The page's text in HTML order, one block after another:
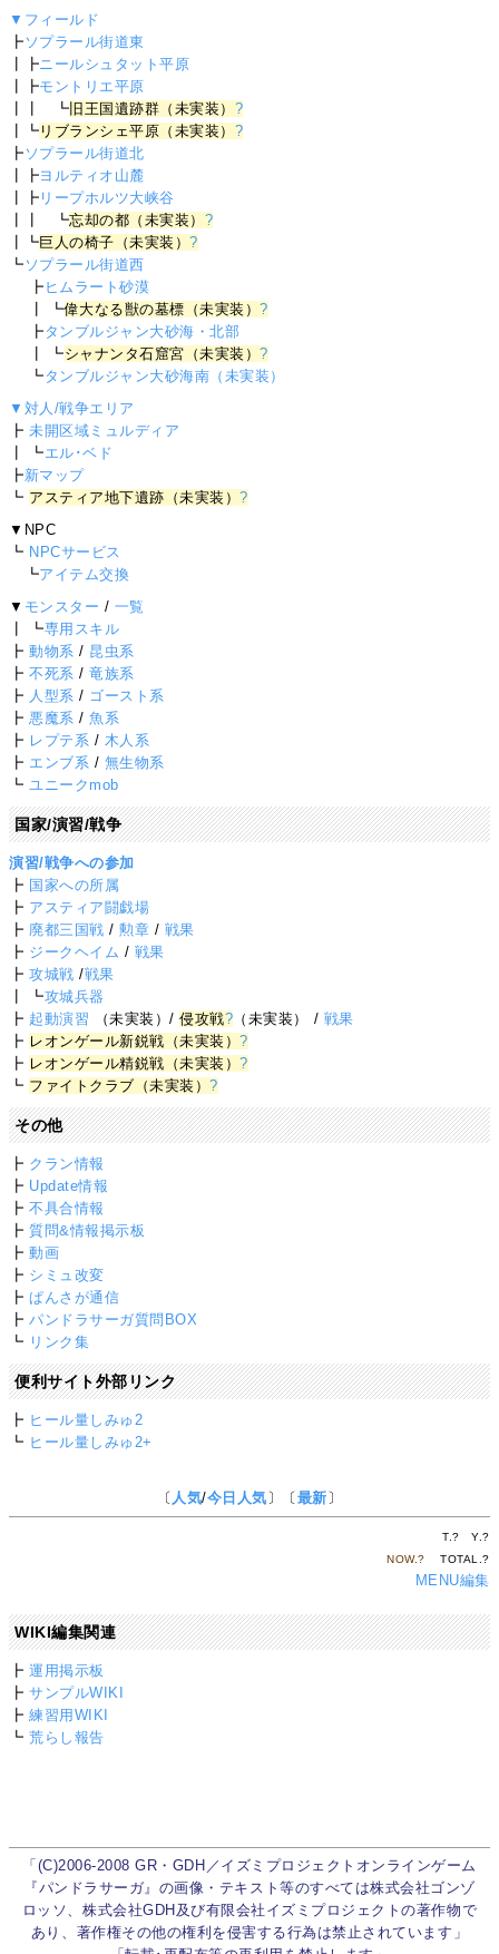
▼フィールド
┣ ソプラール街道東
┃┣ニールシュタット平原
┃┣モントリエ平原
┃┃ ┗旧王国遺跡群（未実装） ?
┃┗ リブランシェ平原（未実装） ?
┣ ソプラール街道北
┃┣ヨルティオ山麓
┃┣ リープホルツ大峡谷
┃┃ ┗忘却の都（未実装） ?
┃┗巨人の椅子（未実装）?
┗ ソプラール街道西
┣ ヒムラート砂漠
┃ ┗偉大なる獣の墓標（未実装）?
┣ タンブルジャン大砂海・北部
┃ ┗シャナンタ石窟宮（未実装）?
┗ タンブルジャン大砂海南（未実装）
▼対人/戦争エリア
┣未開区域ミュルディア
┃ ┗エル･ベド
┣新マップ
┗ アスティア地下遺跡（未実装）?
▼NPC
┗ NPCサービス
┗アイテム交換
▼ モンスター / 一覧
┃ ┗専用スキル
┣動物系 / 昆虫系
┣不死系 /竜族系
┣ 人型系 / ゴースト系
┣ 悪魔系 /魚系
┣ レプテ系 / 木人系
┣ エンブ系 / 無生物系
┗ ユニークmob
国家/演習/戦争
演習/戦争への参加
┣ 国家への所属
┣ アスティア闘戯場
┣ 廃都三国戦 /勲章 / 戦果
┣ ジークヘイム / 戦果
┣攻城戦 /戦果
┃ ┗攻城兵器
┣ 起動演習 （未実装）/侵攻戦? （未実装） / 戦果
┣ レオンゲール新鋭戦（未実装）?
┣ レオンゲール精鋭戦（未実装）?
┗ ファイトクラブ（未実装）?
その他
┣ クラン情報
┣ Update情報
┣不具合情報
┣質問&情報掲示板
┣動画
┣ シミュ改変
┣ぱんさが通信
┣パンドラサーガ質問BOX
┗ リンク集
便利サイト外部リンク
┣ ヒール量しみゅ2
┗ ヒール量しみゅ2+
〔 人気/今日人気〕〔最新〕
T.? Y.?
NOW.? TOTAL.?
MENU編集
WIKI編集関連
┣運用掲示板
┣サンプルWIKI
┣練習用WIKI
┗荒らし報告
「(C)2006-2008 GR・GDH／イズミプロジェクトオンラインゲーム
『パンドラサーガ』の画像・テキスト等のすべては株式会社ゴンゾ
ロッソ、株式会社GDH及び有限会社イズミプロジェクトの著作物で
あり、著作権その他の権利を侵害する行為は禁止されています」